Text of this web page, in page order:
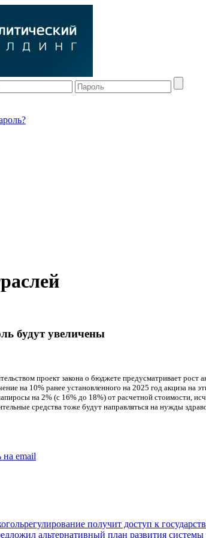
будут увеличены
проект закона о бюджете предусматривает рост
на 10% ранее установленного на 2025 год акциза
на 2% (с 16% до 18%) от расчетной стоимости,
средства тоже будут направляться на нужды
на email
получит доступ к
альтернативный план развития системы